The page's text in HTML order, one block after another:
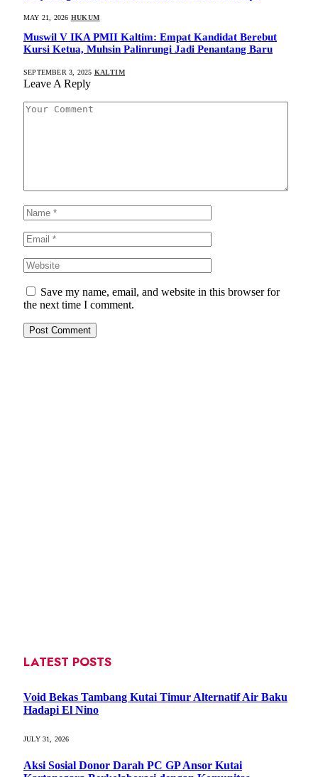
MAY 21, 2026 HUKUM
Muswil V IKA PMII Kaltim: Empat Kandidat Berebut
Kursi Ketua, Muhsin Palinrungi Jadi Penantang Baru
SEPTEMBER 3, 2025 KALTIM
Leave A Reply
Save my name, email, and website in this browser for
the next time I comment.
LATEST POSTS
Void Bekas Tambang Kutai Timur Alternatif Air Baku
Hadapi El Nino
JULY 31, 2026
Aksi Sosial Donor Darah PC GP Ansor Kutai